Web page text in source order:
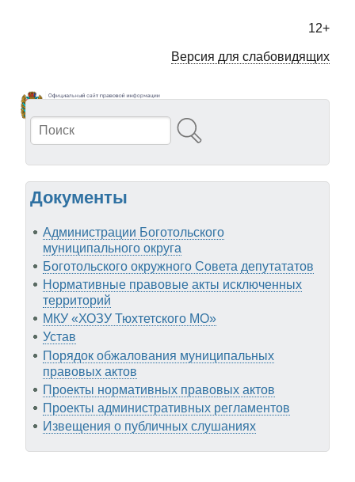
12+
Версия для слабовидящих
Поиск
Документы
Администрации Боготольского
муниципального округа
Боготольского окружного Совета депутататов
Нормативные правовые акты исключенных
территорий
МКУ «ХОЗУ Тюхтетского МО»
Устав
Порядок обжалования муниципальных
правовых актов
Проекты нормативных правовых актов
Проекты административных регламентов
Извещения о публичных слушаниях